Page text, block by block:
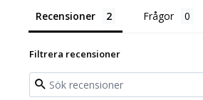
Recensioner Frågor
Filtrera recensioner